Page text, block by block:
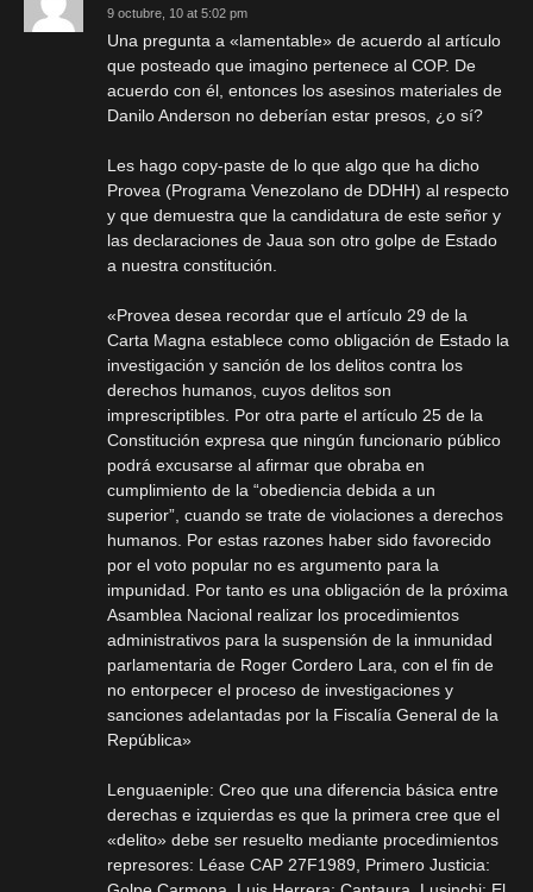
9 octubre, 10 at 5:02 pm
Una pregunta a «lamentable» de acuerdo al artículo
que posteado que imagino pertenece al COP. De
acuerdo con él, entonces los asesinos materiales de
Danilo Anderson no deberían estar presos, ¿o sí?
Les hago copy-paste de lo que algo que ha dicho
Provea (Programa Venezolano de DDHH) al respecto
y que demuestra que la candidatura de este señor y
las declaraciones de Jaua son otro golpe de Estado
a nuestra constitución.
«Provea desea recordar que el artículo 29 de la
Carta Magna establece como obligación de Estado la
investigación y sanción de los delitos contra los
derechos humanos, cuyos delitos son
imprescriptibles. Por otra parte el artículo 25 de la
Constitución expresa que ningún funcionario público
podrá excusarse al afirmar que obraba en
cumplimiento de la “obediencia debida a un
superior”, cuando se trate de violaciones a derechos
humanos. Por estas razones haber sido favorecido
por el voto popular no es argumento para la
impunidad. Por tanto es una obligación de la próxima
Asamblea Nacional realizar los procedimientos
administrativos para la suspensión de la inmunidad
parlamentaria de Roger Cordero Lara, con el fin de
no entorpecer el proceso de investigaciones y
sanciones adelantadas por la Fiscalía General de la
República»
Lenguaeniple: Creo que una diferencia básica entre
derechas e izquierdas es que la primera cree que el
«delito» debe ser resuelto mediante procedimientos
represores: Léase CAP 27F1989, Primero Justicia: